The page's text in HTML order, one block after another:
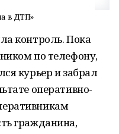
в ДТП»
контроль. Пока
по телефону,
курьер и забрал
оперативно-
гражданина,